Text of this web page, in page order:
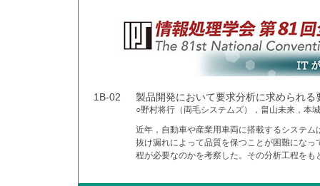
1B-02 製品開発において要求分析に求められ
○野村将行（両毛システムズ），畠山未来，
近年，自動車や産業用車両に搭載するシステ
抜け漏れによって品質を保つことが困難にな
程が必要なのかを考察した。その分析工程を